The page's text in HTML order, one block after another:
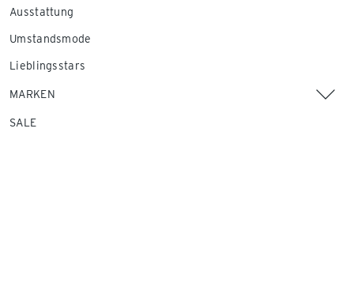
Ausstattung
Umstandsmode
Lieblingsstars
MARKEN
SALE